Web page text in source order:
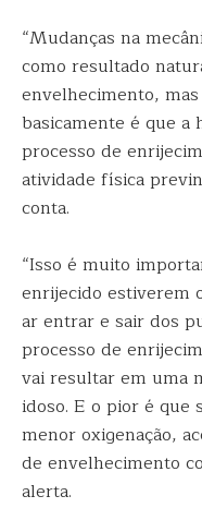
“Mudanças na
como resultado
envelhecimento,
basicamente é que a
processo de
atividade física
conta.
“Isso é muito
enrijecido estiverem
ar entrar e sair dos
processo de
vai resultar em uma
idoso. E o pior é que
menor oxigenação,
de envelhecimento
alerta.